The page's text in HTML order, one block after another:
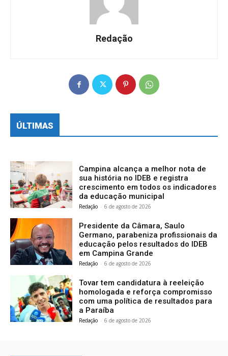
Redação
ÚLTIMAS
Campina alcança a melhor nota de
sua história no IDEB e registra
crescimento em todos os indicadores
da educação municipal
Redação - 6 de agosto de 2026
Presidente da Câmara, Saulo
Germano, parabeniza profissionais da
educação pelos resultados do IDEB
em Campina Grande
Redação - 6 de agosto de 2026
Tovar tem candidatura à reeleição
homologada e reforça compromisso
com uma política de resultados para
a Paraíba
Redação - 6 de agosto de 2026